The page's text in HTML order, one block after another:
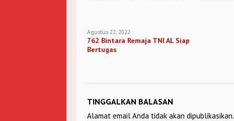
Agustus 22, 2022
762 Bintara Remaja TNI AL Siap
Bertugas
TINGGALKAN BALASAN
Alamat email Anda tidak akan dipublikasikan.